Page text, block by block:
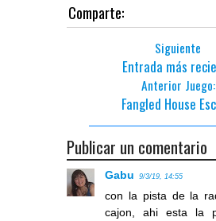
Comparte:
Siguiente
Entrada más
Anterior Juego:
Fangled House
Publicar un comentario
Gabu 9/3/19, 14:55
con la pista de la
cajon, ahi esta la